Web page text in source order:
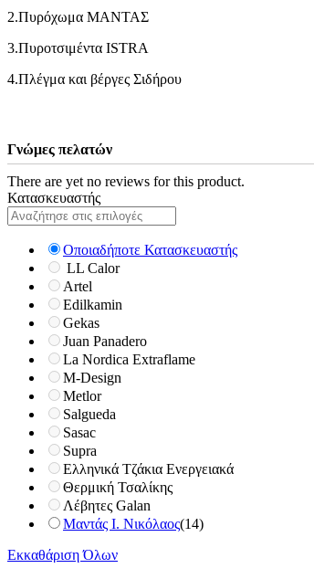
2.Πυρόχωμα ΜΑΝΤΑΣ
3.Πυροτσιμέντα ISTRA
4.Πλέγμα και βέργες Σιδήρου
Γνώμες πελατών
There are yet no reviews for this product.
Κατασκευαστής
Οποιαδήποτε Κατασκευαστής
LL Calor
Artel
Edilkamin
Gekas
Juan Panadero
La Nordica Extraflame
M-Design
Metlor
Salgueda
Sasac
Supra
Ελληνικά Τζάκια Ενεργειακά
Θερμική Τσαλίκης
Λέβητες Galan
Μαντάς Ι. Νικόλαος(14)
Εκκαθάριση Όλων